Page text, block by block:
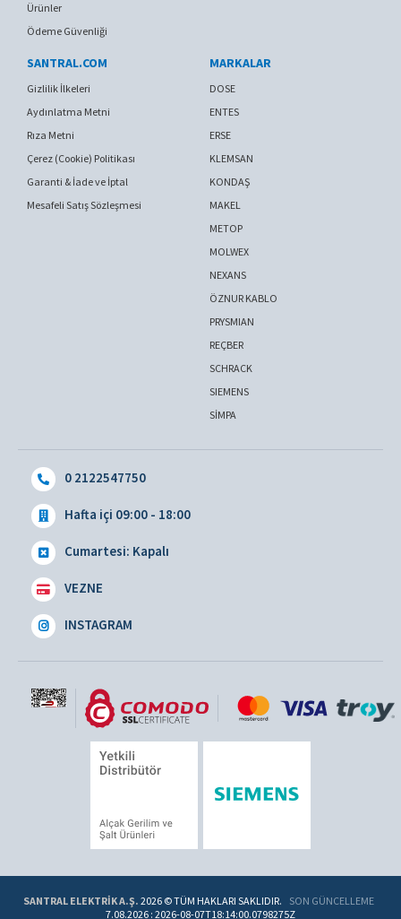
Ürünler
Ödeme Güvenliği
SANTRAL.COM
Gizlilik İlkeleri
Aydınlatma Metni
Rıza Metni
Çerez (Cookie) Politikası
Garanti & İade ve İptal
Mesafeli Satış Sözleşmesi
MARKALAR
DOSE
ENTES
ERSE
KLEMSAN
KONDAŞ
MAKEL
METOP
MOLWEX
NEXANS
ÖZNUR KABLO
PRYSMIAN
REÇBER
SCHRACK
SIEMENS
SİMPA
0 2122547750
Hafta içi 09:00 - 18:00
Cumartesi: Kapalı
VEZNE
INSTAGRAM
SANTRAL ELEKTRİK A.Ş. 2026 © TÜM HAKLARI SAKLIDIR.
SON GÜNCELLEME
7.08.2026 : 2026-08-07T18:14:00.0798275Z